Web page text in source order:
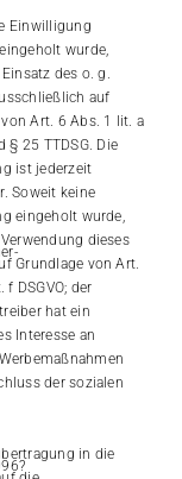
?
Einwilligung
wurde,
des o. g.
auf
Art. 6 Abs. 1 lit. a
§ 25 TTDSG. Die
ist jederzeit
Soweit keine
eingeholt wurde,
dieses
Grundlage von Art.
f DSGVO; der
hat ein
Interesse an
der sozialen
in die